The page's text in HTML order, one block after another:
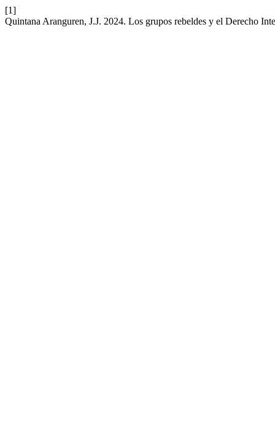
[1]
Quintana Aranguren, J.J. 2024. Los grupos rebeldes y el Derecho